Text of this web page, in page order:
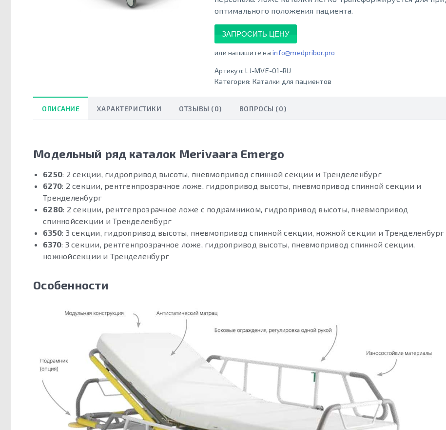
оптимального положения пациента.
ЗАПРОСИТЬ ЦЕНУ
или напишите наinfo@medpribor.pro
Артикул:LJ-MVE-01-RU
Категория: Каталки для пациентов
ОПИСАНИЕ ХАРАКТЕРИСТИКИ ОТЗЫВЫ (0) ВОПРОСЫ (0)
Модельный ряд каталок Merivaara Emergo
6250: 2 секции, гидропривод высоты, пневмопривод спинной секции и Тренделенбург
6270: 2 секции, рентгенпрозрачное ложе, гидропривод высоты, пневмопривод спинной секции и
Тренделенбург
6280: 2 секции, рентгепрозрачное ложе с подрамником, гидропривод высоты, пневмопривод
спиннойсекции и Тренделенбург
6350: 3 секции, гидропривод высоты, пневмопривод спинной секции, ножной секции и Тренделенбург
6370: 3 секции, рентгенпрозрачное ложе, гидропривод высоты, пневмопривод спинной секции,
ножнойсекции и Тренделенбург
Особенности